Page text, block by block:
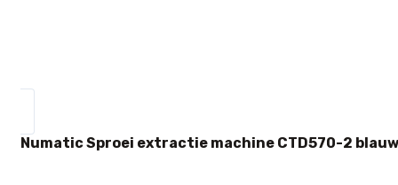
Numatic Sproei extractie machine CTD570-2